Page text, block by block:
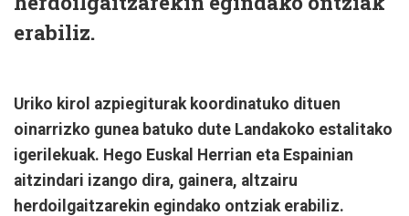
erabiliz.
Uriko kirol azpiegiturak koordinatuko dituen
oinarrizko gunea batuko dute Landakoko estalitako
igerilekuak. Hego Euskal Herrian eta Espainian
aitzindari izango dira, gainera, altzairu
herdoilgaitzarekin egindako ontziak erabiliz.